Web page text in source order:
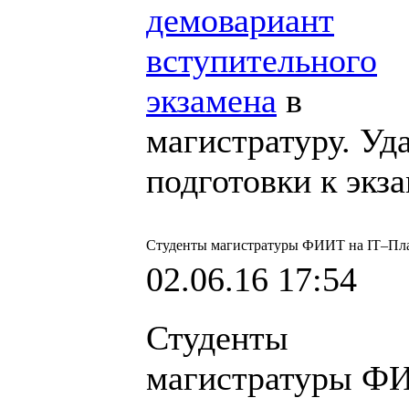
демовариант
вступительного
экзамена в
магистратуру.
подготовки к
Студенты магистратуры ФИИТ на
02.06.16 17:54
Студенты
магистратуры